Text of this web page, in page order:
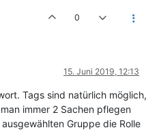
0
15. Juni 2019, 12:13
Tags sind natürlich möglich,
immer 2 Sachen pflegen
Gruppe die Rolle